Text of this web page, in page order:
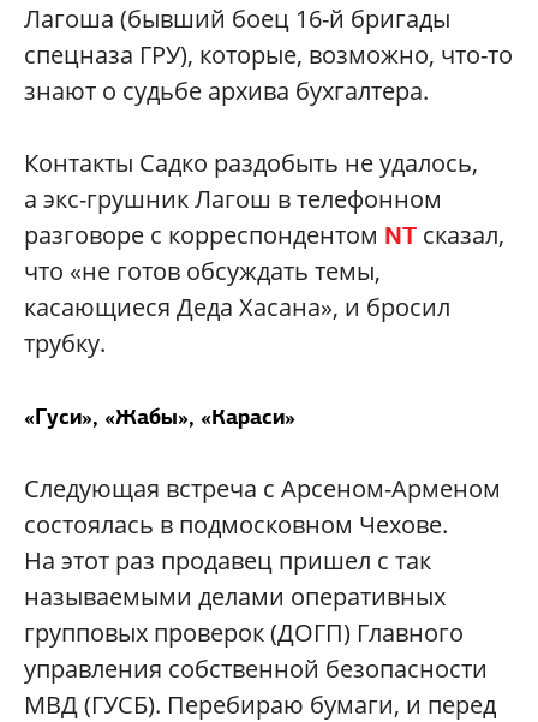
Лагоша (бывший боец 16-й бригады
спецназа ГРУ), которые, возможно, что-то
знают о судьбе архива бухгалтера.
Контакты Садко раздобыть не удалось,
а экс-грушник Лагош в телефонном
разговоре с корреспондентом NT сказал,
что «не готов обсуждать темы,
касающиеся Деда Хасана», и бросил
трубку.
«Гуси», «Жабы», «Караси»
Следующая встреча с Арсеном-Арменом
состоялась в подмосковном Чехове.
На этот раз продавец пришел с так
называемыми делами оперативных
групповых проверок (ДОГП) Главного
управления собственной безопасности
МВД (ГУСБ). Перебираю бумаги, и перед